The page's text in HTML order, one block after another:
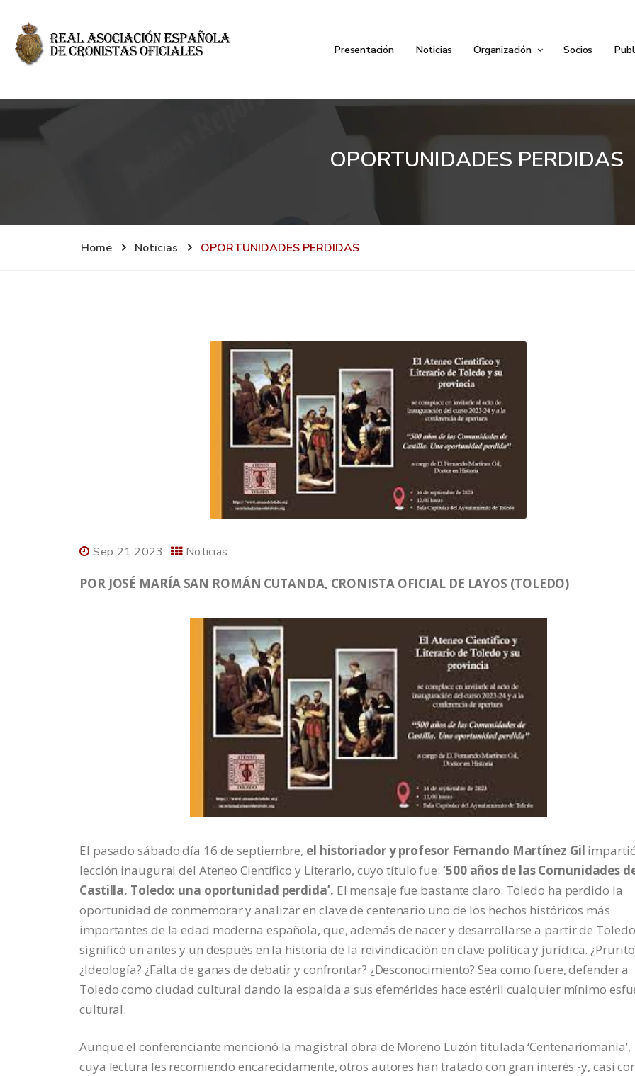
Presentación Noticias Organización Socios
OPORTUNIDADES PERDIDAS
Home Noticias OPORTUNIDADES PERDIDAS
Sep 21 2023 Noticias
POR JOSÉ MARÍA SAN ROMÁN CUTANDA, CRONISTA OFICIAL DE LAYOS (TOLEDO)
El pasado sábado día 16 de septiembre, el historiador y profesor Fernando Martínez Gil
lección inaugural del Ateneo Científico y Literario, cuyo título fue: ‘500 años de las Comunidades
Castilla. Toledo: una oportunidad perdida’. El mensaje fue bastante claro. Toledo ha perdido la
oportunidad de conmemorar y analizar en clave de centenario uno de los hechos históricos más
importantes de la edad moderna española, que, además de nacer y desarrollarse a partir de
significó un antes y un después en la historia de la reivindicación en clave política y jurídica.
¿Ideología? ¿Falta de ganas de debatir y confrontar? ¿Desconocimiento? Sea como fuere, defender a
Toledo como ciudad cultural dando la espalda a sus efemérides hace estéril cualquier mínimo
cultural.
Aunque el conferenciante mencionó la magistral obra de Moreno Luzón titulada ‘Centenariomanía’,
cuya lectura les recomiendo encarecidamente, otros autores han tratado con gran interés -y, casi